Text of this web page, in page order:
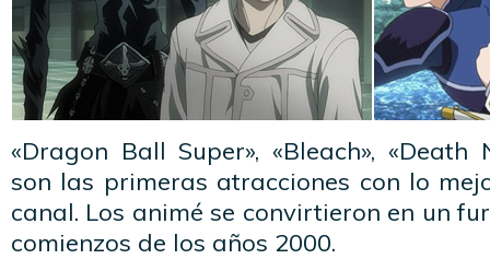
«Dragon Ball Super», «Bleach», «Death
son las primeras atracciones con lo
canal. Los animé se convirtieron en un
comienzos de los años 2000.